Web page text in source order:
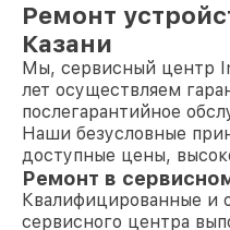
Ремонт
Казани
Мы, сервисный центр
лет осуществляем
послегарантийное
Наши безусловные
доступные цены,
Ремонт в
Квалифицированные и
сервисного центра